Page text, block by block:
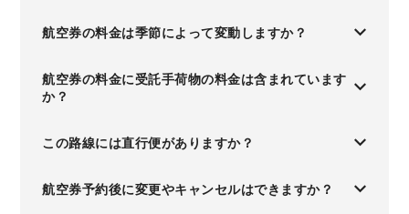
航空券の料金は季節によって変動しますか？
航空券の料金に受託手荷物の料金は含まれています
か？
この路線には直行便がありますか？
航空券予約後に変更やキャンセルはできますか？